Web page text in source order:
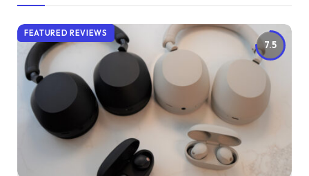
7.5
FEATURED REVIEWS